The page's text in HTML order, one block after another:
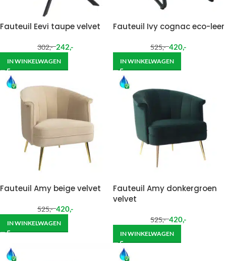
Fauteuil Eevi taupe velvet
302,- 242,-
IN WINKELWAGEN
Fauteuil Ivy cognac eco-leer
525,- 420,-
IN WINKELWAGEN
Fauteuil Amy beige velvet
525,- 420,-
IN WINKELWAGEN
Fauteuil Amy donkergroen
velvet
525,- 420,-
IN WINKELWAGEN